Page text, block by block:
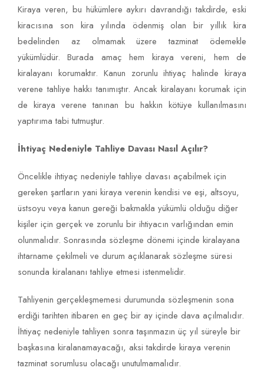
Kiraya veren, bu hükümlere aykırı davrandığı takdirde, eski
kiracısına son kira yılında ödenmiş olan bir yıllık kira
bedelinden az olmamak üzere tazminat ödemekle
yükümlüdür. Burada amaç hem kiraya vereni, hem de
kiralayanı korumaktır. Kanun zorunlu ihtiyaç halinde kiraya
verene tahliye hakkı tanımıştır. Ancak kiralayanı korumak için
de kiraya verene tanınan bu hakkın kötüye kullanılmasını
yaptırıma tabi tutmuştur.
İhtiyaç Nedeniyle Tahliye Davası Nasıl Açılır?
Öncelikle ihtiyaç nedeniyle tahliye davası açabilmek için
gereken şartların yani kiraya verenin kendisi ve eşi, altsoyu,
üstsoyu veya kanun gereği bakmakla yükümlü olduğu diğer
kişiler için gerçek ve zorunlu bir ihtiyacın varlığından emin
olunmalıdır. Sonrasında sözleşme dönemi içinde kiralayana
ihtarname çekilmeli ve durum açıklanarak sözleşme süresi
sonunda kiralananı tahliye etmesi istenmelidir.
Tahliyenin gerçekleşmemesi durumunda sözleşmenin sona
erdiği tarihten itibaren en geç bir ay içinde dava açılmalıdır.
İhtiyaç nedeniyle tahliyen sonra taşınmazın üç yıl süreyle bir
başkasına kiralanamayacağı, aksi takdirde kiraya verenin
tazminat sorumlusu olacağı unutulmamalıdır.